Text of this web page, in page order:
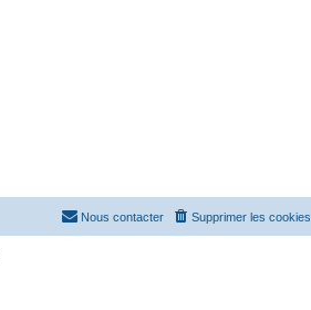
Supprimer les cookies
Nous contacter